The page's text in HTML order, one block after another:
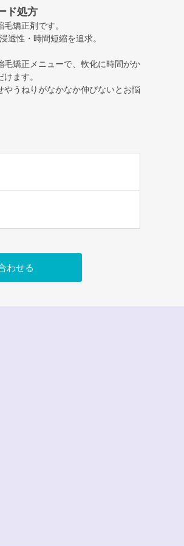
ド処方
矯正剤です。
透性・時間短縮を追求。
矯正メニューで、軟化に時間がか
ます。
うねりがなかなか伸びないとお悩
わせる